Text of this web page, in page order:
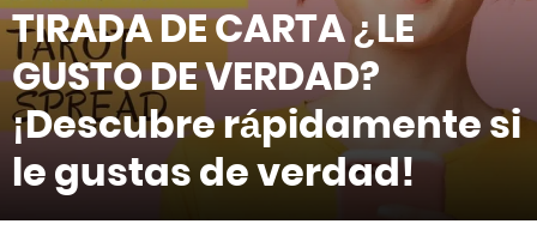
TIRADA DE CARTA ¿LE
GUSTO DE VERDAD?
¡Descubre rápidamente si
le gustas de verdad!